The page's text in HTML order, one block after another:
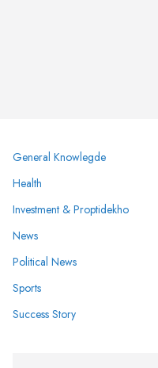
General Knowlegde
Health
Investment & Proptidekho
News
Political News
Sports
Success Story